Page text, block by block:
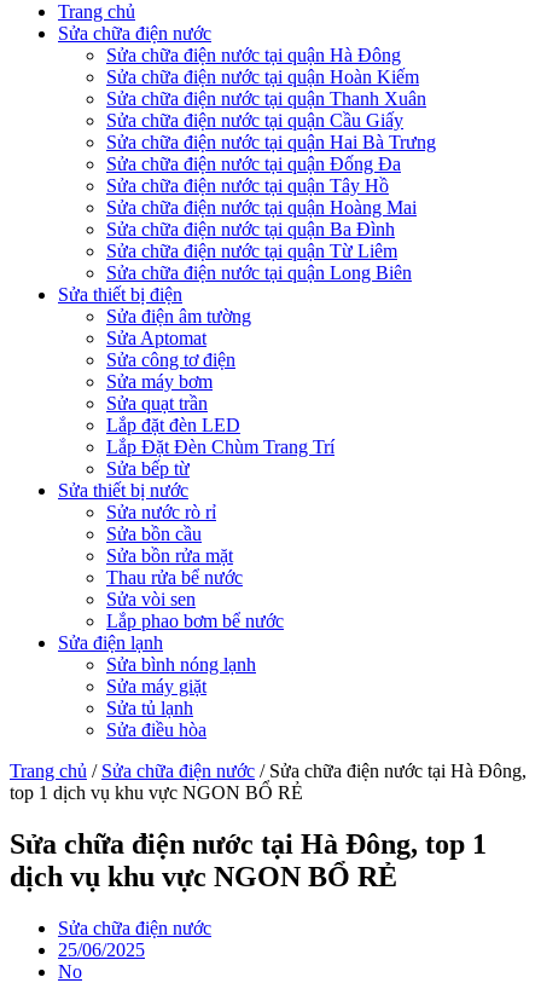
Trang chủ
Sửa chữa điện nước
Sửa chữa điện nước tại quận Hà Đông
Sửa chữa điện nước tại quận Hoàn Kiếm
Sửa chữa điện nước tại quận Thanh Xuân
Sửa chữa điện nước tại quận Cầu Giấy
Sửa chữa điện nước tại quận Hai Bà Trưng
Sửa chữa điện nước tại quận Đống Đa
Sửa chữa điện nước tại quận Tây Hồ
Sửa chữa điện nước tại quận Hoàng Mai
Sửa chữa điện nước tại quận Ba Đình
Sửa chữa điện nước tại quận Từ Liêm
Sửa chữa điện nước tại quận Long Biên
Sửa thiết bị điện
Sửa điện âm tường
Sửa Aptomat
Sửa công tơ điện
Sửa máy bơm
Sửa quạt trần
Lắp đặt đèn LED
Lắp Đặt Đèn Chùm Trang Trí
Sửa bếp từ
Sửa thiết bị nước
Sửa nước rò rỉ
Sửa bồn cầu
Sửa bồn rửa mặt
Thau rửa bể nước
Sửa vòi sen
Lắp phao bơm bể nước
Sửa điện lạnh
Sửa bình nóng lạnh
Sửa máy giặt
Sửa tủ lạnh
Sửa điều hòa
Trang chủ / Sửa chữa điện nước / Sửa chữa điện nước tại Hà Đông,
top 1 dịch vụ khu vực NGON BỔ RẺ
Sửa chữa điện nước tại Hà Đông, top 1
dịch vụ khu vực NGON BỔ RẺ
Sửa chữa điện nước
25/06/2025
No